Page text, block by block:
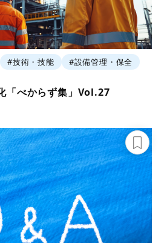
#技術・技能
#設備管理・保全
「べからず集」Vol.27